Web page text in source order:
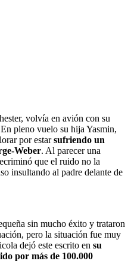
volvía en avión con su
pleno vuelo su hija Yasmin,
por estarsufriendo un
Weber. Al parecer una
que el ruido no la
insultando al padre delante de
sin mucho éxito y trataron
pero la situación fue muy
dejó este escrito en su
por más de 100.000